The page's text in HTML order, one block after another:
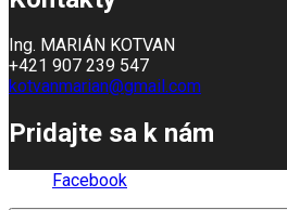
Ing. MARIÁN KOTVAN
+421 907 239 547
kotvanmarian@gmail.com
Pridajte sa k nám
Facebook